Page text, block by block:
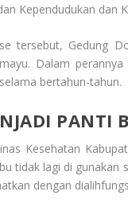
Kependudukan dan
tersebut, Gedung
Dalam
bertahun-tahun.
PANTI
Kesehatan
tidak lagi di
dengan